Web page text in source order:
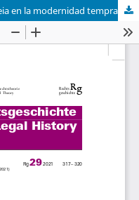
en la modernidad temprana